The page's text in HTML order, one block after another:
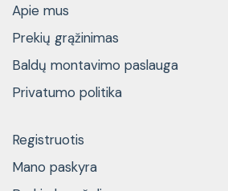
Apie mus
Prekių grąžinimas
Baldų montavimo paslauga
Privatumo politika
Registruotis
Mano paskyra